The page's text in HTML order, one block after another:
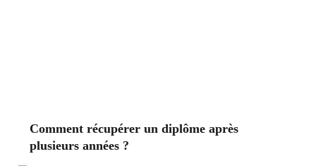
Comment récupérer un diplôme après
plusieurs années ?